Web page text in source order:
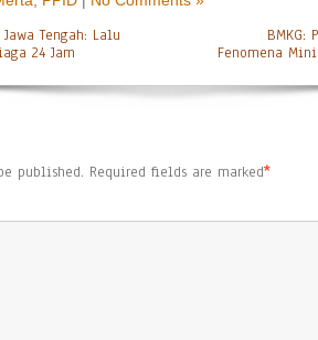
Tengah: Lalu
24 Jam
BMKG:
Fenomena
published. Required fields are marked*